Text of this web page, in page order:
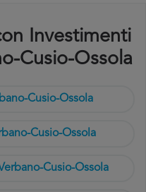
Investimenti
Cusio-Ossola
Cusio-Ossola
Cusio-Ossola
Cusio-Ossola